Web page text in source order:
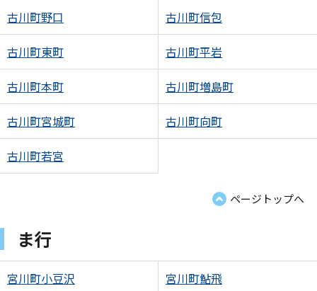
古川町野口 古川町信包
古川町東町 古川町平岩
古川町本町 古川町増島町
古川町宮城町 古川町向町
古川町若宮
ページトップへ
ま行
宮川町小豆沢 宮川町鮎飛